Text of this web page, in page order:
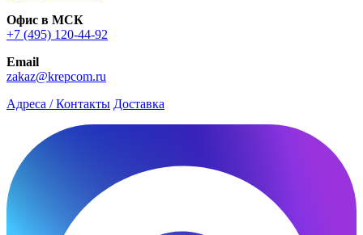
Офис в МСК
+7 (495) 120-44-92
Email
zakaz@krepcom.ru
Адреса / Контакты Доставка